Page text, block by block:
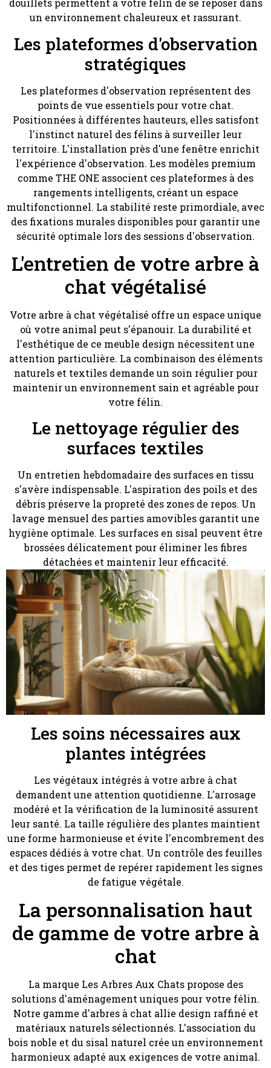
douillets permettent à votre félin de se reposer dans
un environnement chaleureux et rassurant.
Les plateformes d'observation
stratégiques
Les plateformes d'observation représentent des
points de vue essentiels pour votre chat.
Positionnées à différentes hauteurs, elles satisfont
l'instinct naturel des félins à surveiller leur
territoire. L'installation près d'une fenêtre enrichit
l'expérience d'observation. Les modèles premium
comme THE ONE associent ces plateformes à des
rangements intelligents, créant un espace
multifonctionnel. La stabilité reste primordiale, avec
des fixations murales disponibles pour garantir une
sécurité optimale lors des sessions d'observation.
L'entretien de votre arbre à
chat végétalisé
Votre arbre à chat végétalisé offre un espace unique
où votre animal peut s'épanouir. La durabilité et
l'esthétique de ce meuble design nécessitent une
attention particulière. La combinaison des éléments
naturels et textiles demande un soin régulier pour
maintenir un environnement sain et agréable pour
votre félin.
Le nettoyage régulier des
surfaces textiles
Un entretien hebdomadaire des surfaces en tissu
s'avère indispensable. L'aspiration des poils et des
débris préserve la propreté des zones de repos. Un
lavage mensuel des parties amovibles garantit une
hygiène optimale. Les surfaces en sisal peuvent être
brossées délicatement pour éliminer les fibres
détachées et maintenir leur efficacité.
Les soins nécessaires aux
plantes intégrées
Les végétaux intégrés à votre arbre à chat
demandent une attention quotidienne. L'arrosage
modéré et la vérification de la luminosité assurent
leur santé. La taille régulière des plantes maintient
une forme harmonieuse et évite l'encombrement des
espaces dédiés à votre chat. Un contrôle des feuilles
et des tiges permet de repérer rapidement les signes
de fatigue végétale.
La personnalisation haut
de gamme de votre arbre à
chat
La marque Les Arbres Aux Chats propose des
solutions d'aménagement uniques pour votre félin.
Notre gamme d'arbres à chat allie design raffiné et
matériaux naturels sélectionnés. L'association du
bois noble et du sisal naturel crée un environnement
harmonieux adapté aux exigences de votre animal.